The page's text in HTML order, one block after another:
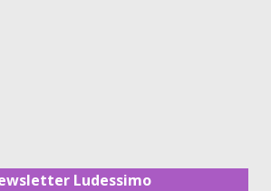
Ludessimo